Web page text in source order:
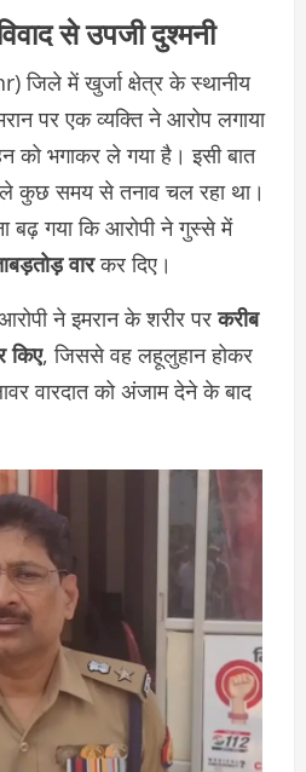
से उपजी दुश्मनी
में खुर्जा क्षेत्र के स्थानीय
पर एक व्यक्ति ने आरोप लगाया
को भगाकर ले गया है। इसी बात
कुछ समय से तनाव चल रहा था।
बढ़ गया कि आरोपी ने गुस्से में
वारकर दिए।
ने इमरान के शरीर परकरीब
किए, जिससे वह लहूलुहान होकर
वारदात को अंजाम देने के बाद